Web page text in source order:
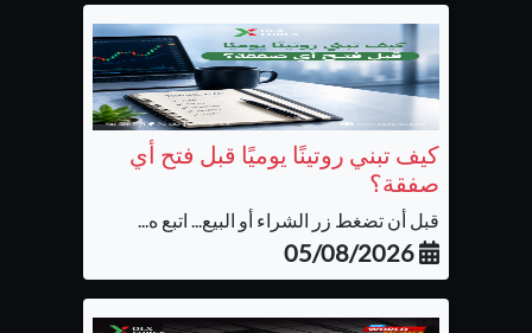
كيف تبني روتينًا يوميًا قبل فتح أي
صفقة؟
قبل أن تضغط زر الشراء أو البيع... اتبع ه...
05/08/2026